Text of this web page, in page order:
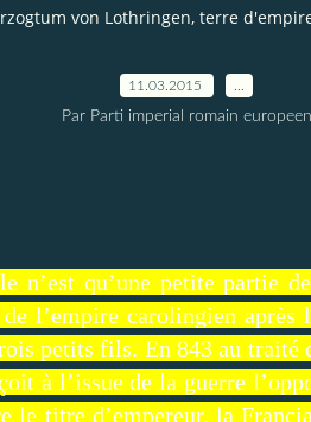
von Lothringen, terre
11.03.2015
Par Parti imperial romain europeen
n’est qu’une petite partie
l’empire carolingien
petits fils. En 843 au
à l’issue de la guerre
le titre d’empereur, la